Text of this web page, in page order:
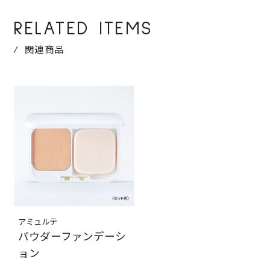
RELATED ITEMS
関連商品
アミュルテ
パウダーファンデーシ
ョン